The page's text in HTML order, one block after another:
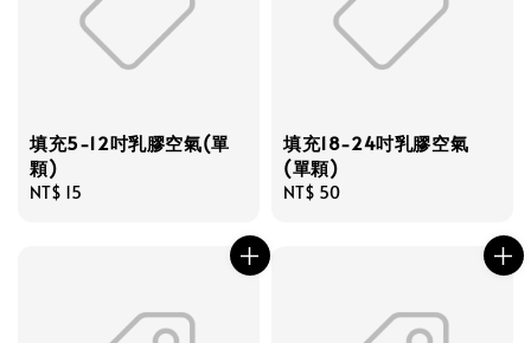
填充5-12吋乳膠空氣(單
顆)
Regular
NT$ 15
填充18-24吋乳膠空氣
(單顆)
Regular
NT$ 50